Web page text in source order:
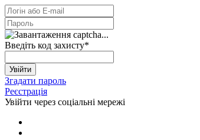
Введіть код захисту*
Увійти
Згадати пароль
Реєстрація
Увійти через соціальні мережі